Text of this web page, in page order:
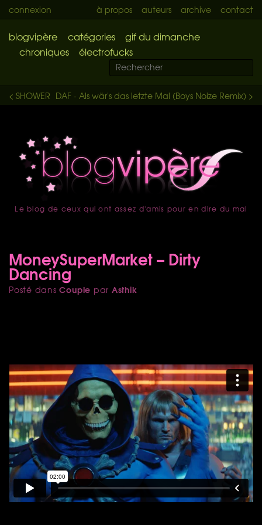
connexion à propos auteurs archive contact
blogvipère catégories
gif du dimanche
chroniques
électrofucks
DAF - Als wär's das letzte Mal (Boys Noize Remix) >
< SHOWER
accueil
Le blog de ceux qui ont assez d'amis pour en dire du mal
MoneySuperMarket – Dirty
Dancing
Posté dansCouple par Asthik